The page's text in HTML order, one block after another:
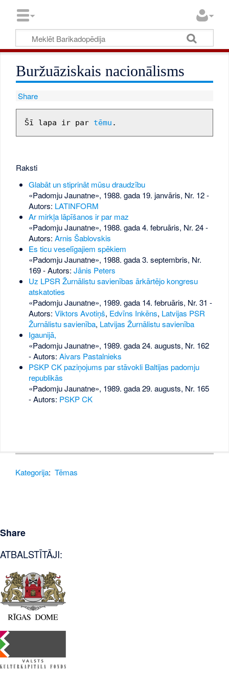
Buržuāziskais nacionālisms
Share
Šī lapa ir par tēmu
Raksti
Glabāt un stiprināt mūsu draudzību
«Padomju Jaunatne», 1988. gada 19. janvāris, Nr. 12-
Autors: LATINFORM
Ar mirkļa lāpīšanos ir par maz
«Padomju Jaunatne», 1988. gada 4. februāris, Nr. 24-
Autors: Arnis Šablovskis
Es ticu veselīgajiem spēkiem
«Padomju Jaunatne», 1988. gada 3. septembris, Nr.
169- Autors: Jānis Peters
Uz LPSR Žurnālistu savienības ārkārtējo kongresu
atskatoties
«Padomju Jaunatne», 1989. gada 14. februāris, Nr. 31 -
Autors: Viktors Avotiņš, Edvīns Inkēns, Latvijas PSR
Žurnālistu savienība, Latvijas Žurnālistu savienība
Igaunijā,
«Padomju Jaunatne», 1989. gada 24. augusts, Nr. 162
- Autors: Aivars Pastalnieks
PSKP CK paziņojums par stāvokli Baltijas padomju
republikās
«Padomju Jaunatne», 1989. gada 29. augusts, Nr. 165
- Autors: PSKP CK
Kategorija: Tēmas
Share
ATBALSTĪTĀJI: